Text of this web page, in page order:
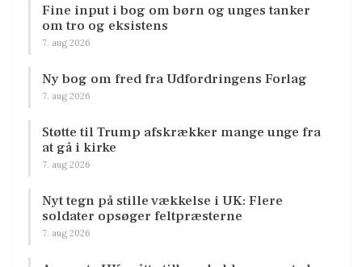
Fine input i bog om børn og unges tanker
om tro og eksistens
7. aug 2026
Ny bog om fred fra Udfordringens Forlag
7. aug 2026
Støtte til Trump afskrækker mange unge fra
at gå i kirke
7. aug 2026
Nyt tegn på stille vækkelse i UK: Flere
soldater opsøger feltpræsterne
7. aug 2026